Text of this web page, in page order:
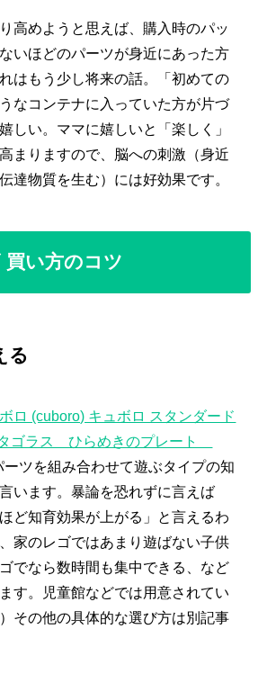
高めようと思えば、購入時のパッ
いほどのパーツが身近にあった方
はもう少し将来の話。「初めての
なコンテナに入っていた方が片づ
しい。ママに嬉しいと「楽しく」
まりますので、脳への刺激（身近
達物質を生む）には好効果です。
い方のコツ
る
ロ (cuboro) キュボロ スタンダード
ゴラス ひらめきのプレート
ーツを組み合わせて遊ぶタイプの知
います。暴論を恐れずに言えば
ど知育効果が上がる」と言えるわ
家のレゴではあまり遊ばない子供
でなら数時間も集中できる、など
す。児童館などでは用意されてい
その他の具体的な選び方は別記事